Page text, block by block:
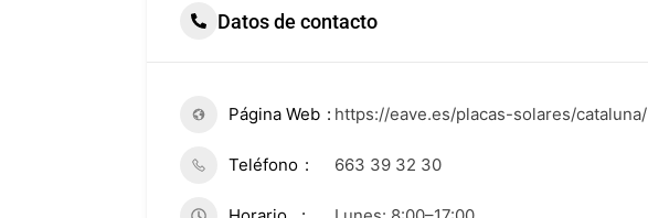
Datos de contacto
Página Web https://eave.es/placas-solares/cataluna/
Teléfono 663 39 32 30